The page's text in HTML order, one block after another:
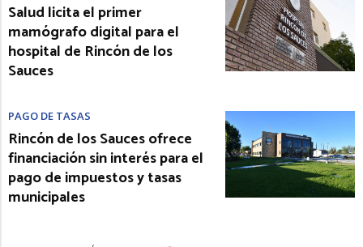
Salud licita el primer
mamógrafo digital para el
hospital de Rincón de los
Sauces
PAGO DE TASAS
Rincón de los Sauces ofrece
financiación sin interés para el
pago de impuestos y tasas
municipales